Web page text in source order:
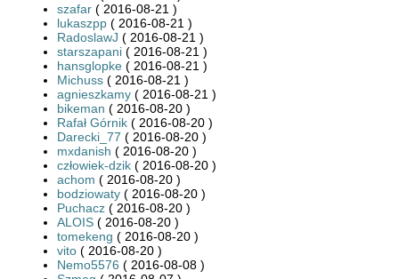
szafar ( 2016-08-21 )
lukaszpp ( 2016-08-21 )
RadoslawJ ( 2016-08-21 )
starszapani ( 2016-08-21 )
hansglopke ( 2016-08-21 )
Michuss ( 2016-08-21 )
agnieszkamy ( 2016-08-21 )
bikeman ( 2016-08-20 )
Rafał Górnik ( 2016-08-20 )
Darecki_77 ( 2016-08-20 )
mxdanish ( 2016-08-20 )
człowiek-dzik ( 2016-08-20 )
achom ( 2016-08-20 )
bodziowaty ( 2016-08-20 )
Puchacz ( 2016-08-20 )
ALOIS ( 2016-08-20 )
tomekeng ( 2016-08-20 )
vito ( 2016-08-20 )
Nemo5576 ( 2016-08-08 )